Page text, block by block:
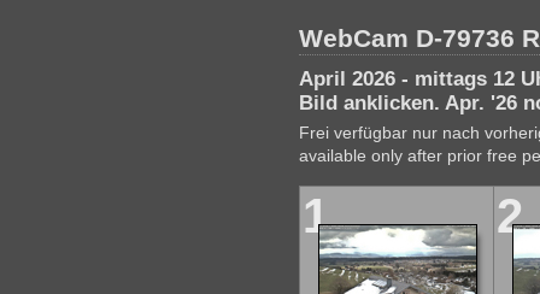
WebCam D-79736
April 2026 - mittags 12
Bild anklicken. Apr. '26
Frei verfügbar nur nach
available only after prior free
1 2